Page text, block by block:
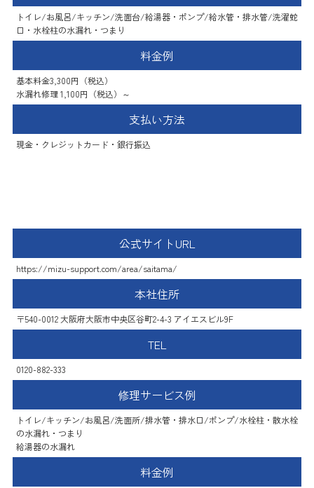
トイレ/お風呂/キッチン/洗面台/給湯器・ポンプ/給水管・排水管/洗濯蛇
口・水栓柱の水漏れ・つまり
料金例
基本料金3,300円（税込）
水漏れ修理 1,100円（税込）～
支払い方法
現金・クレジットカード・銀行振込
公式サイトURL
https://mizu-support.com/area/saitama/
本社住所
〒540-0012 大阪府大阪市中央区谷町2-4-3 アイエスビル9F
TEL
0120-882-333
修理サービス例
トイレ/キッチン/お風呂/洗面所/排水管・排水口/ポンプ/水栓柱・散水栓
の水漏れ・つまり
給湯器の水漏れ
料金例